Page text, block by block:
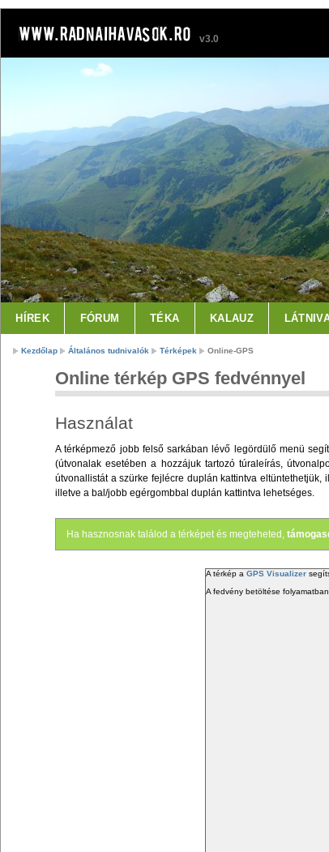
v3.0
HÍREK FÓRUM TÉKA KALAUZ
Kezdőlap Általános tudnivalók Térképek Online-GPS
Online térkép GPS fedvénnyel
Használat
A térképmező jobb felső sarkában lévő legördülő menü
(útvonalak esetében a hozzájuk tartozó túraleírás,
útvonallistát a szürke fejlécre duplán kattintva
illetve a bal/jobb egérgombbal duplán kattintva lehetséges.
Ha hasznosnak találod a térképet és megteheted,
A térkép a GPS Visualizer
A fedvény betöltése